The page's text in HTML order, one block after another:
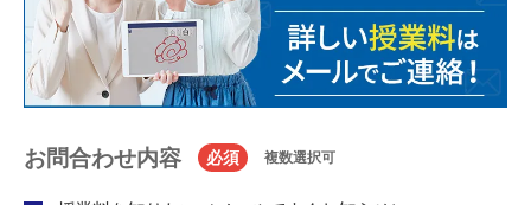
お問合わせ内容 必須 複数選択可